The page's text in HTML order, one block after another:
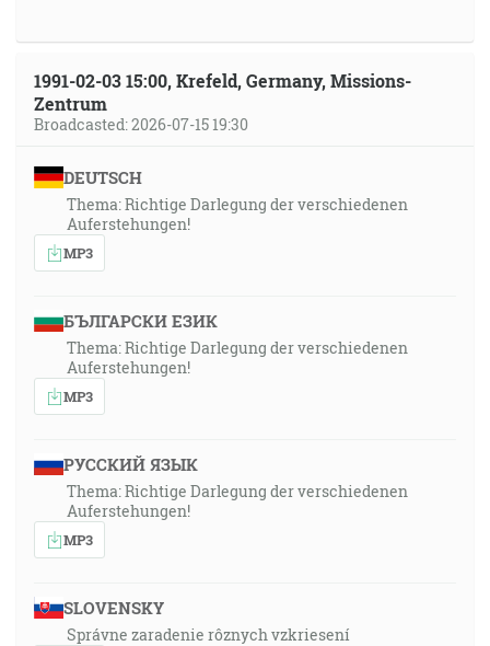
1991-02-03 15:00, Krefeld, Germany, Missions-
Zentrum
Broadcasted: 2026-07-15 19:30
DEUTSCH
Thema: Richtige Darlegung der verschiedenen
Auferstehungen!
MP3
БЪЛГАРСКИ ЕЗИК
Thema: Richtige Darlegung der verschiedenen
Auferstehungen!
MP3
РУССКИЙ ЯЗЫК
Thema: Richtige Darlegung der verschiedenen
Auferstehungen!
MP3
SLOVENSKY
Správne zaradenie rôznych vzkriesení